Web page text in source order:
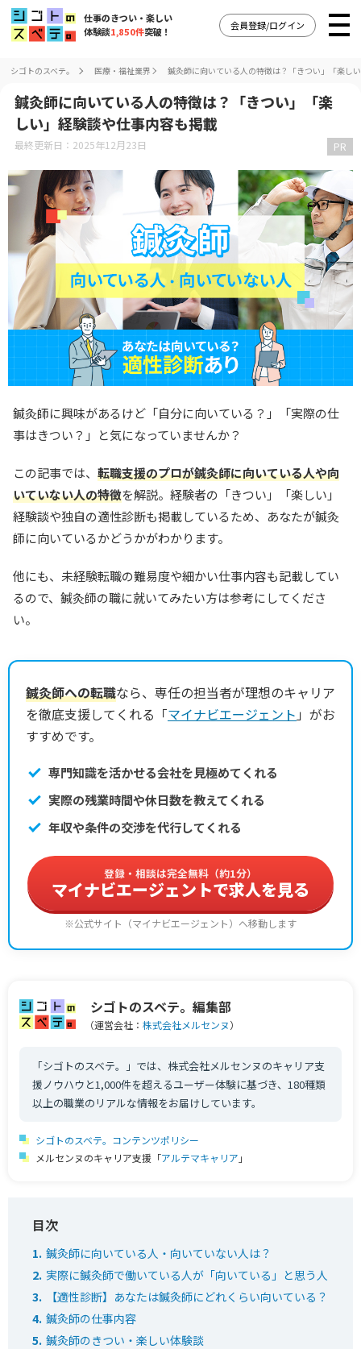
仕事のきつい・楽しい
体験談1,850件突破！
会員登録/ログイン
シゴトのスベテ。 医療・福祉業界 鍼灸師に向いている人の特徴は？「きつい」「楽し
鍼灸師に向いている人の特徴は？「きつい」「楽
しい」経験談や仕事内容も掲載
最終更新日：2025年12月23日 PR
鍼灸師に興味があるけど「自分に向いている？」「実際の仕
事はきつい？」と気になっていませんか？
この記事では、 転職支援のプロが鍼灸師に向いている人や向
いていない人の特徴を解説。経験者の「きつい」「楽しい」
経験談や独自の適性診断も掲載しているため、あなたが鍼灸
師に向いているかどうかがわかります。
他にも、未経験転職の難易度や細かい仕事内容も記載してい
るので、鍼灸師の職に就いてみたい方は参考にしてくださ
い。
鍼灸師への転職なら、専任の担当者が理想のキャリア
を徹底支援してくれる「マイナビエージェント 」がお
すすめです。
専門知識を活かせる会社を見極めてくれる
実際の残業時間や休日数を教えてくれる
年収や条件の交渉を代行してくれる
登録・相談は完全無料（約1分）
マイナビエージェントで求人を見る
※公式サイト（マイナビエージェント）へ移動します
シゴトのスベテ。編集部
（運営会社： 株式会社メルセンヌ）
「シゴトのスベテ。」では、株式会社メルセンヌのキャリア支
援ノウハウと1,000件を超えるユーザー体験に基づき、180種類
以上の職業のリアルな情報をお届けしています。
シゴトのスベテ。コンテンツポリシー
メルセンヌのキャリア支援「アルテマキャリア 」
鍼灸師に向いている人・向いていない人は？
実際に鍼灸師で働いている人が「向いている」と思う人
【適性診断】あなたは鍼灸師にどれくらい向いている？
鍼灸師の仕事内容
鍼灸師のきつい・楽しい体験談